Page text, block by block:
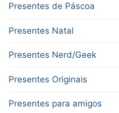
Presentes de Páscoa
Presentes Natal
Presentes Nerd/Geek
Presentes Originais
Presentes para amigos